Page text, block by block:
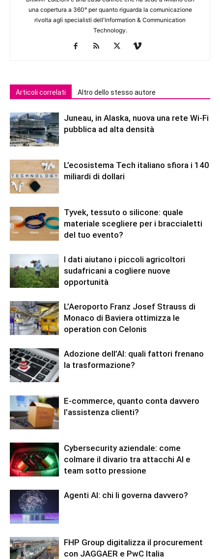
una copertura a 360° per quanto riguarda la comunicazione
rivolta agli specialisti dell'lnformation & Communication
Technology.
Articoli correlati Altro dello stesso autore
Juneau, in Alaska, nuova una rete Wi-Fi
pubblica ad alta densità
L’ecosistema Tech italiano sfiora i 140
miliardi di dollari
Tyvek, tessuto o silicone: quale
materiale scegliere per i braccialetti
del tuo evento?
I dati aiutano i piccoli agricoltori
sudafricani a cogliere nuove
opportunità
L’Aeroporto Franz Josef Strauss di
Monaco di Baviera ottimizza le
operation con Celonis
Adozione dell’AI: quali fattori frenano
la trasformazione?
E-commerce, quanto conta davvero
l’assistenza clienti?
Cybersecurity aziendale: come
colmare il divario tra attacchi AI e
team sotto pressione
Agenti AI: chi li governa davvero?
FHP Group digitalizza il procurement
con JAGGAER e PwC Italia